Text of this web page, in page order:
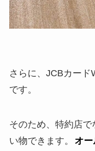
さらに、JCBカード
です。
そのため、特約店
い物できます。
オ